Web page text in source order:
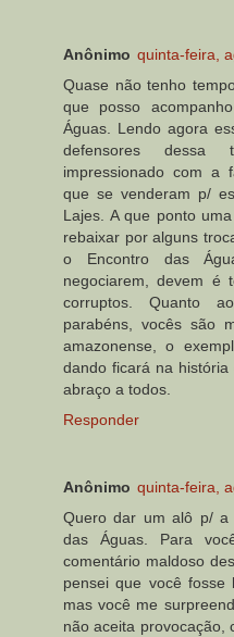
Anônimo quinta-feira,
Quase não tenho
que posso
Águas. Lendo agora
defensores dessa
impressionado com a
que se venderam p/
Lajes. A que ponto
rebaixar por alguns
o Encontro das
negociarem, devem é
corruptos. Quanto
parabéns, vocês são
amazonense, o
dando ficará na
abraço a todos.
Responder
Anônimo quinta-feira,
Quero dar um alô p/ a
das Águas. Para
comentário maldoso
pensei que você
mas você me
não aceita provocação,